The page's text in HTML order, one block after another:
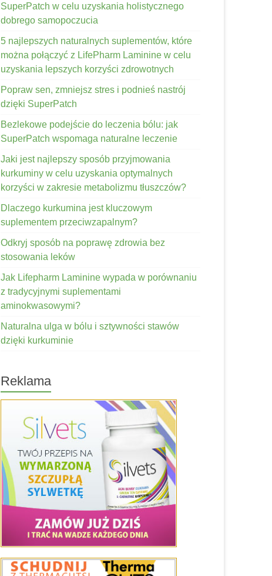
SuperPatch w celu uzyskania holistycznego
dobrego samopoczucia
5 najlepszych naturalnych suplementów, które
można połączyć z LifePharm Laminine w celu
uzyskania lepszych korzyści zdrowotnych
Popraw sen, zmniejsz stres i podnieś nastrój
dzięki SuperPatch
Bezlekowe podejście do leczenia bólu: jak
SuperPatch wspomaga naturalne leczenie
Jaki jest najlepszy sposób przyjmowania
kurkuminy w celu uzyskania optymalnych
korzyści w zakresie metabolizmu tłuszczów?
Dlaczego kurkumina jest kluczowym
suplementem przeciwzapalnym?
Odkryj sposób na poprawę zdrowia bez
stosowania leków
Jak Lifepharm Laminine wypada w porównaniu
z tradycyjnymi suplementami
aminokwasowymi?
Naturalna ulga w bólu i sztywności stawów
dzięki kurkuminie
Reklama